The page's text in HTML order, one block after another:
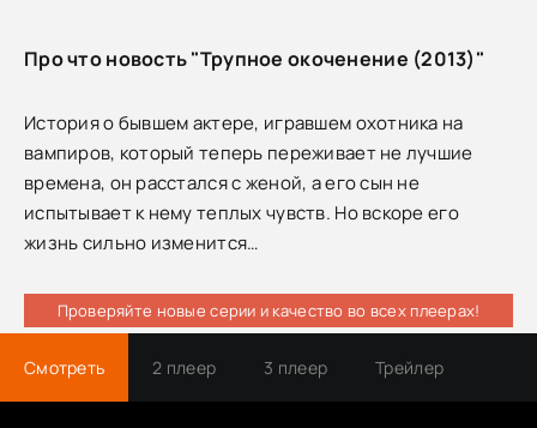
Про что новость "Трупное окоченение (2013)"
История о бывшем актере, игравшем охотника на
вампиров, который теперь переживает не лучшие
времена, он расстался с женой, а его сын не
испытывает к нему теплых чувств. Но вскоре его
жизнь сильно изменится…
Проверяйте новые серии и качество во всех плеерах!
Смотреть 2 плеер 3 плеер Трейлер